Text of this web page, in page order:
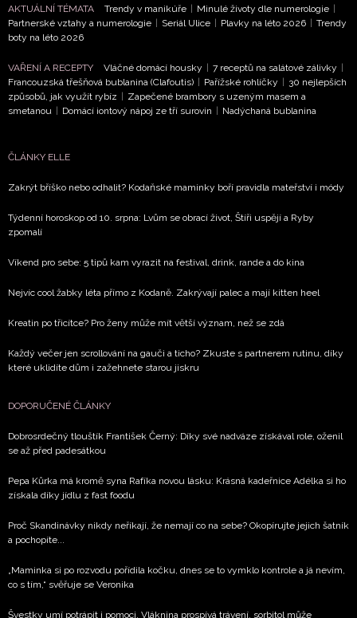
podmínkami společnosti BurdaMedia Extra s.r.o. a
potvrzujete, že jste se seznámili se Zásadami ochrany
soukromí
pracovat zejména k organizaci a vyhodnocení akce a
zasílání novinek.
Chcete navíc dostávat i další zajímavé a exkluzivní
AKTUÁLNÍ TÉMATA Trendy v manikúře Minulé životy dle numerologie
Partnerské vztahy a numerologie
Seriál Ulice Plavky na léto 2026
Trendy
boty na léto 2026
VAŘENÍ A RECEPTY Vláčné domácí housky 7 receptů na salátové zálivky
Francouzská třešňová bublanina (Clafoutis)
Pařížské rohlíčky
30 nejlepších
způsobů, jak využít rybíz
Zapečené brambory s uzeným masem a
smetanou
Domácí iontový nápoj ze tří surovin Nadýchaná bublanina
ČLÁNKY ELLE
Zakrýt bříško nebo odhalit? Kodaňské maminky boří pravidla mateřství i módy
Týdenní horoskop od 10. srpna: Lvům se obrací život, Štíři uspějí a Ryby
zpomalí
Víkend pro sebe: 5 tipů kam vyrazit na festival, drink, rande a do kina
Nejvíc cool žabky léta přímo z Kodaně. Zakrývají palec a mají kitten heel
Kreatin po třicítce? Pro ženy může mít větší význam, než se zdá
Každý večer jen scrollování na gauči a ticho? Zkuste s partnerem rutinu, díky
které uklidíte dům i zažehnete starou jiskru
DOPORUČENÉ ČLÁNKY
Dobrosrdečný tlouštík František Černý: Díky své nadváze získával role, oženil
se až před padesátkou
Pepa Kůrka má kromě syna Rafíka novou lásku: Krásná kadeřnice Adélka si ho
získala díky jídlu z fast foodu
Proč Skandinávky nikdy neříkají, že nemají co na sebe? Okopírujte jejich šatník
a pochopíte...
„Maminka si po rozvodu pořídila kočku, dnes se to vymklo kontrole a já nevím,
co s tím,“ svěřuje se Veronika
Švestky umí potrápit i pomoci. Vláknina prospívá trávení, sorbitol může